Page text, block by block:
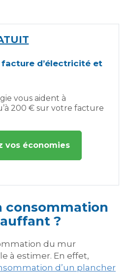
facture d’électricité et
vous aident à
200 € sur votre facture
vos économies
consommation
?
du mur
à estimer. En effet,
d’un plancher